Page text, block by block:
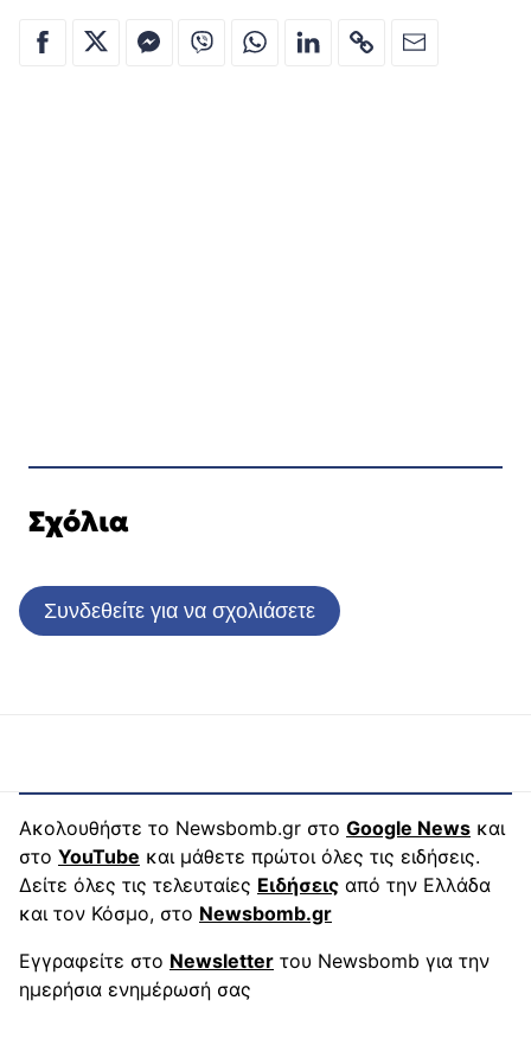
Σχόλια
Συνδεθείτε για να σχολιάσετε
Ακολουθήστε το Newsbomb.gr στο Google News και
στο YouTube και μάθετε πρώτοι όλες τις ειδήσεις.
Δείτε όλες τις τελευταίες Ειδήσεις από την Ελλάδα
και τον Κόσμο, στο Newsbomb.gr
Εγγραφείτε στο Newsletter του Newsbomb για την
ημερήσια ενημέρωσή σας